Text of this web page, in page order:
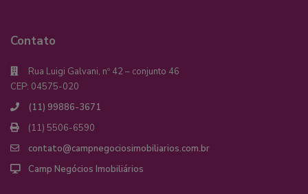
Contato
Rua Luigi Galvani, nº 42 – conjunto 46
CEP: 04575-020
(11) 99886-3671
(11) 5506-6590
contato@campnegociosimobiliarios.com.br
Camp Negócios Imobiliários